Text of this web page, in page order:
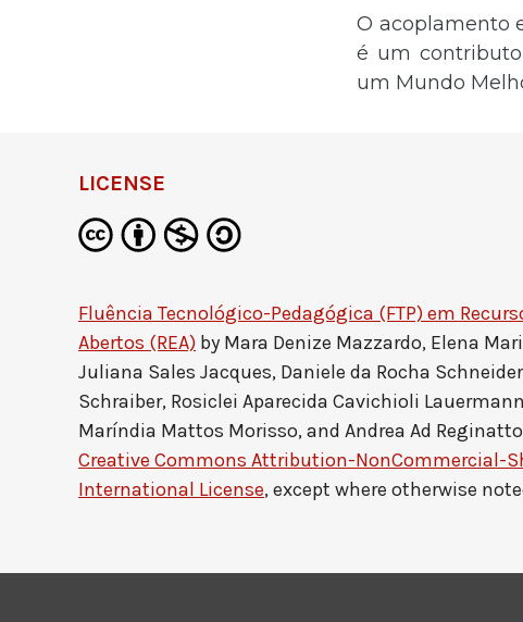
O acoplamento
é um
um Mundo
LICENSE
Fluência Tecnológico-Pedagógica (FTP) em
Abertos (REA) by Mara Denize Mazzardo, Elena
Juliana Sales Jacques, Daniele da Rocha
Schraiber, Rosiclei Aparecida Cavichioli
Maríndia Mattos Morisso, and Andrea Ad Reginatto
Creative Commons Attribution-NonCommercial-
International License, except where otherwise